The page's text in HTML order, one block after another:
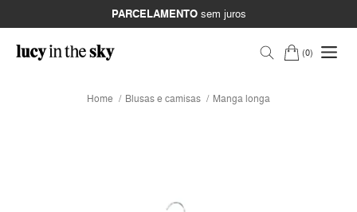
PARCELAMENTOsem juros
0
Home Blusas e camisas Manga longa